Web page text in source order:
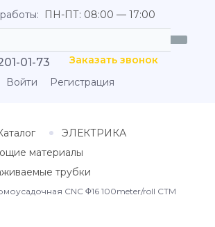
ПН-ПТ: 08:00 — 17:00
01-73
Заказать звонок
Войти
Регистрация
ЭЛЕКТРИКА
материалы
трубки
CNC Φ16 100meter/roll СТМ